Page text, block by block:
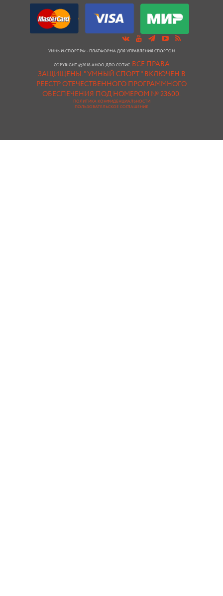
УМНЫЙ-СПОРТ.РФ - ПЛАТФОРМА ДЛЯ УПРАВЛЕНИЯ СПОРТОМ
COPYRIGHT ©2018 АНОО ДПО СОТИС. ВСЕ ПРАВА
ЗАЩИЩЕНЫ."УМНЫЙ СПОРТ " ВКЛЮЧЕН В
РЕЕСТР ОТЕЧЕСТВЕННОГО ПРОГРАММНОГО
ОБЕСПЕЧЕНИЯ ПОД НОМЕРОМ № 23600.
ПОЛИТИКА КОНФИДЕНЦИАЛЬНОСТИ
ПОЛЬЗОВАТЕЛЬСКОЕ СОГЛАШЕНИЕ